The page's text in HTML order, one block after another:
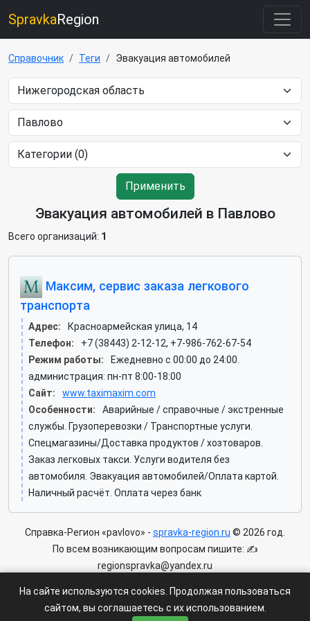
SpravkaRegion
Справочник Теги Эвакуация автомобилей
Применить
Эвакуация автомобилей в Павлово
Всего организаций: 1
Максим, сервис заказа легкового
транспорта
Адрес:
Красноармейская улица, 14
Телефон:
+7 (38443) 2-12-12, +7-986-762-67-54
Режим работы:
Ежедневно с 00:00 до 24:00.
администрация: пн-пт 8:00-18:00
Сайт:
www.taximaxim.com
Особенности:
Аварийные / справочные / экстренные
службы. Грузоперевозки / Транспортные услуги.
Спецмагазины/Доставка продуктов / хозтоваров.
Заказ легковых такси. Услуги водителя без
автомобиля. Эвакуация автомобилей/Оплата картой.
Наличный расчёт. Оплата через банк
Справка-Регион «pavlovo» - spravka-region.ru © 2026 год.
По всем возникающим вопросам пишите: ✍
regionspravka@yandex.ru
ограничения 6+.
На сайте используются cookies. Продолжая пользоваться
сайтом, вы соглашаетесь с их использованием.